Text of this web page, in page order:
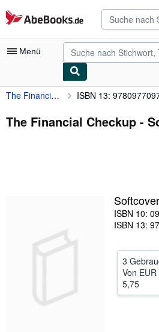
Zum Hauptinhalt
AbeBooks.de
Menü
Nutzerkonto
Meine Bestellungen
Verkäufer werden
SCHLIESSEN
The Financial Checkup ISBN 13:
The Financial Checkup -
Softcover
ISBN 10:
ISBN 13:
3
Von EUR
5,75